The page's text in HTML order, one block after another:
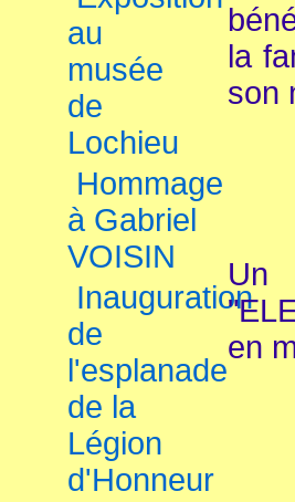
au
musée
de
Lochieu
Hommage
à Gabriel
VOISIN
Inauguration
de
l'esplanade
de la
Légion
d'Honneur
la
son
Un
en